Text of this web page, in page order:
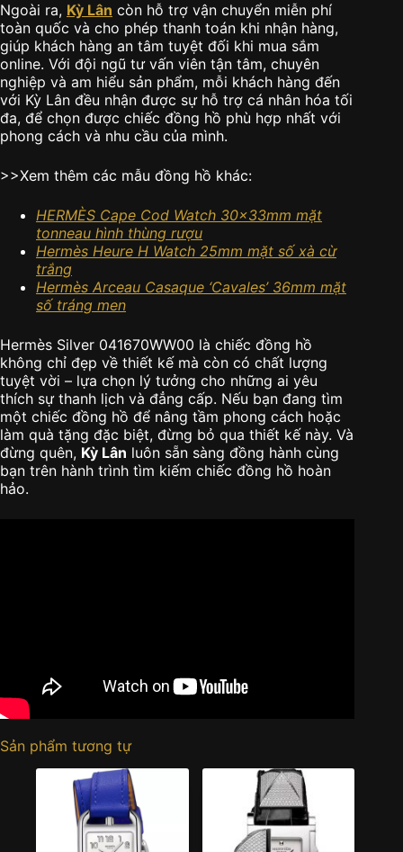
Ngoài ra, Kỳ Lân còn hỗ trợ vận chuyển miễn phí
toàn quốc và cho phép thanh toán khi nhận hàng,
giúp khách hàng an tâm tuyệt đối khi mua sắm
online. Với đội ngũ tư vấn viên tận tâm, chuyên
nghiệp và am hiểu sản phẩm, mỗi khách hàng đến
với Kỳ Lân đều nhận được sự hỗ trợ cá nhân hóa tối
đa, để chọn được chiếc đồng hồ phù hợp nhất với
phong cách và nhu cầu của mình.
>>Xem thêm các mẫu đồng hồ khác:
HERMÈS Cape Cod Watch 30x33mm mặt
tonneau hình thùng rượu
Hermès Heure H Watch 25mm mặt số xà cừ
trắng
Hermès Arceau Casaque ‘Cavales’ 36mm mặt
số tráng men
Hermès Silver 041670WW00 là chiếc đồng hồ
không chỉ đẹp về thiết kế mà còn có chất lượng
tuyệt vời – lựa chọn lý tưởng cho những ai yêu
thích sự thanh lịch và đẳng cấp. Nếu bạn đang tìm
một chiếc đồng hồ để nâng tầm phong cách hoặc
làm quà tặng đặc biệt, đừng bỏ qua thiết kế này. Và
đừng quên, Kỳ Lân luôn sẵn sàng đồng hành cùng
bạn trên hành trình tìm kiếm chiếc đồng hồ hoàn
hảo.
Sản phẩm tương tự